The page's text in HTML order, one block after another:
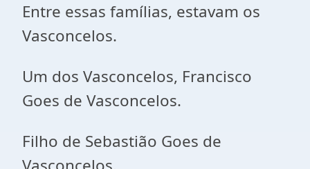
Entre essas famílias, estavam os
Vasconcelos.
Um dos Vasconcelos, Francisco
Goes de Vasconcelos.
Filho de Sebastião Goes de